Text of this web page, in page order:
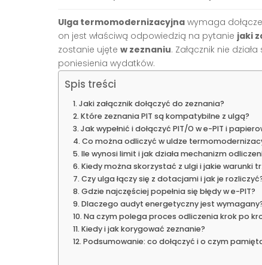
Ulga termomodernizacyjna wymaga
on jest właściwą odpowiedzią na pytanie jaki
zostanie ujęte w zeznaniu. Załącznik nie
poniesienia wydatków.
Spis treści
Jaki załącznik dołączyć do zeznania?
Które zeznania PIT są kompatybilne z ulgą?
Jak wypełnić i dołączyć PIT/O w e-PIT i
Co można odliczyć w uldze
Ile wynosi limit i jak działa mechanizm
Kiedy można skorzystać z ulgi i jakie warunki
Czy ulga łączy się z dotacjami i jak je
Gdzie najczęściej popełnia się błędy w e-PIT?
Dlaczego audyt energetyczny jest
Na czym polega proces odliczenia krok po
Kiedy i jak korygować zeznanie?
Podsumowanie: co dołączyć i o czym